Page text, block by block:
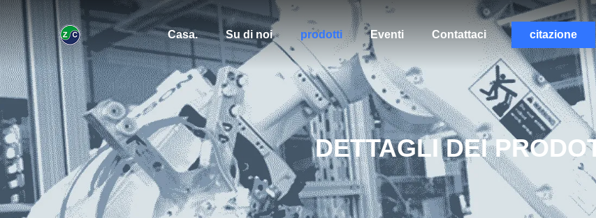
Casa. Su di noi prodotti Eventi Contattaci citazione
DETTAGLI DEI